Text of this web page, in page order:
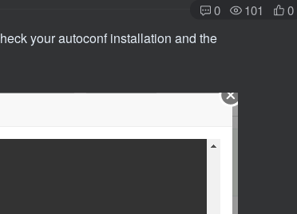
0 101 0
your autoconf installation and the